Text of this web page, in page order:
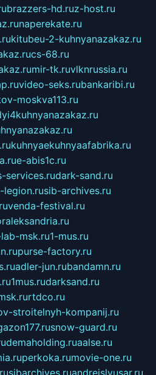
brazzers-hd.ruz-host.ru
naperekate.ru
kitubeu-2-kuhnyanazakaz.ru
cs-68.ru
mir-tk.ruvlknrussia.ru
video-seks.rubankaribi.ru
moskva113.ru
kuhnyaekuhnyaafabrika.ru
e-abis1c.ru
services.rudark-sand.ru
legion.rusib-archives.ru
venda-festival.ru
msk.ru1-mus.ru
purse-factory.ru
adler-jun.rubandamn.ru
1mus.rudarksand.ru
rtdco.ru
stroitelnyh-kompanij.ru
snow-guard.ru
demaholding.ruaalse.ru
perkoka.rumovie-one.ru
sibarchives.ruandreislyusar.ru